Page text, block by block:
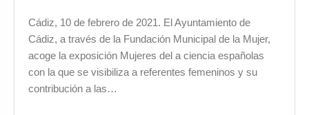
Cádiz, 10 de febrero de 2021. El Ayuntamiento de
Cádiz, a través de la Fundación Municipal de la Mujer,
acoge la exposición Mujeres del a ciencia españolas
con la que se visibiliza a referentes femeninos y su
contribución a las…